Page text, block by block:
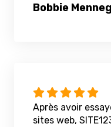
Bobbie Menneg
Après avoir
sites web,